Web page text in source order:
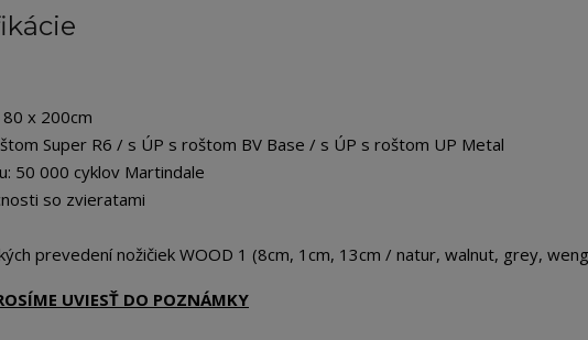
x 200cm
Super R6 / s ÚP s roštom BV Base / s ÚP s roštom UP Metal
50 000 cyklov Martindale
so zvieratami
prevedení nožičiek WOOD 1 (8cm, 1cm, 13cm / natur, walnut, grey,
UVIESŤ DO POZNÁMKY